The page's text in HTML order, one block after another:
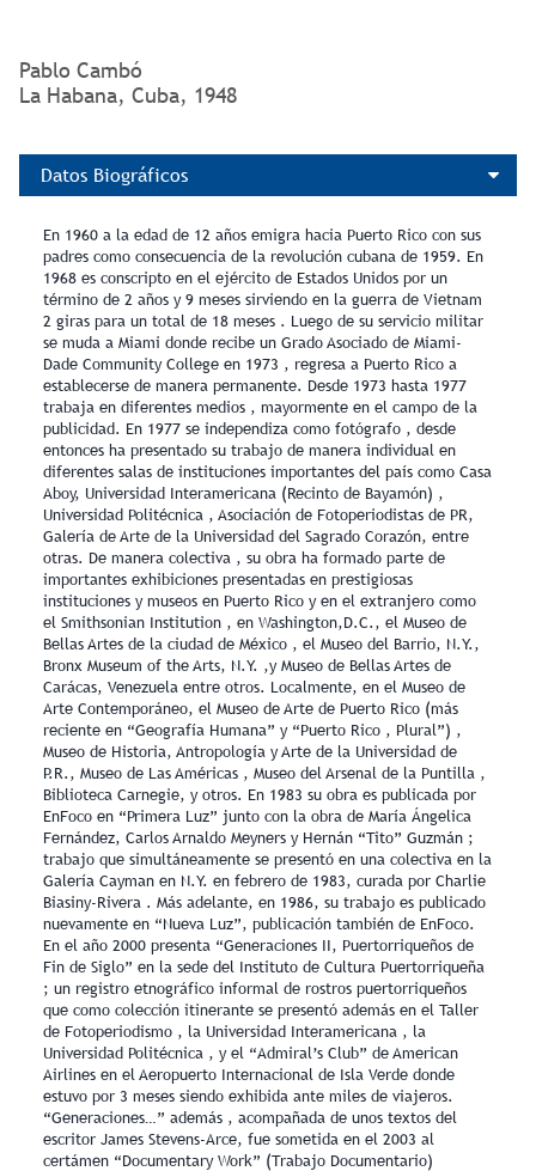
Pablo Cambó
La Habana, Cuba, 1948
Datos Biográficos
En 1960 a la edad de 12 años emigra hacia Puerto Rico con sus
padres como consecuencia de la revolución cubana de 1959. En
1968 es conscripto en el ejército de Estados Unidos por un
término de 2 años y 9 meses sirviendo en la guerra de Vietnam
2 giras para un total de 18 meses . Luego de su servicio militar
se muda a Miami donde recibe un Grado Asociado de Miami-
Dade Community College en 1973 , regresa a Puerto Rico a
establecerse de manera permanente. Desde 1973 hasta 1977
trabaja en diferentes medios , mayormente en el campo de la
publicidad. En 1977 se independiza como fotógrafo , desde
entonces ha presentado su trabajo de manera individual en
diferentes salas de instituciones importantes del país como Casa
Aboy, Universidad Interamericana (Recinto de Bayamón) ,
Universidad Politécnica , Asociación de Fotoperiodistas de PR,
Galería de Arte de la Universidad del Sagrado Corazón, entre
otras. De manera colectiva , su obra ha formado parte de
importantes exhibiciones presentadas en prestigiosas
instituciones y museos en Puerto Rico y en el extranjero como
el Smithsonian Institution , en Washington,D.C., el Museo de
Bellas Artes de la ciudad de México , el Museo del Barrio, N.Y.,
Bronx Museum of the Arts, N.Y. ,y Museo de Bellas Artes de
Carácas, Venezuela entre otros. Localmente, en el Museo de
Arte Contemporáneo, el Museo de Arte de Puerto Rico (más
reciente en “Geografía Humana” y “Puerto Rico , Plural”) ,
Museo de Historia, Antropología y Arte de la Universidad de
P.R., Museo de Las Américas , Museo del Arsenal de la Puntilla ,
Biblioteca Carnegie, y otros. En 1983 su obra es publicada por
EnFoco en “Primera Luz” junto con la obra de María Ángelica
Fernández, Carlos Arnaldo Meyners y Hernán “Tito” Guzmán ;
trabajo que simultáneamente se presentó en una colectiva en la
Galería Cayman en N.Y. en febrero de 1983, curada por Charlie
Biasiny-Rivera . Más adelante, en 1986, su trabajo es publicado
nuevamente en “Nueva Luz”, publicación también de EnFoco.
En el año 2000 presenta “Generaciones II, Puertorriqueños de
Fin de Siglo” en la sede del Instituto de Cultura Puertorriqueña
; un registro etnográfico informal de rostros puertorriqueños
que como colección itinerante se presentó además en el Taller
de Fotoperiodismo , la Universidad Interamericana , la
Universidad Politécnica , y el “Admiral’s Club” de American
Airlines en el Aeropuerto Internacional de Isla Verde donde
estuvo por 3 meses siendo exhibida ante miles de viajeros.
“Generaciones…” además , acompañada de unos textos del
escritor James Stevens-Arce, fue sometida en el 2003 al
certámen “Documentary Work” (Trabajo Documentario)